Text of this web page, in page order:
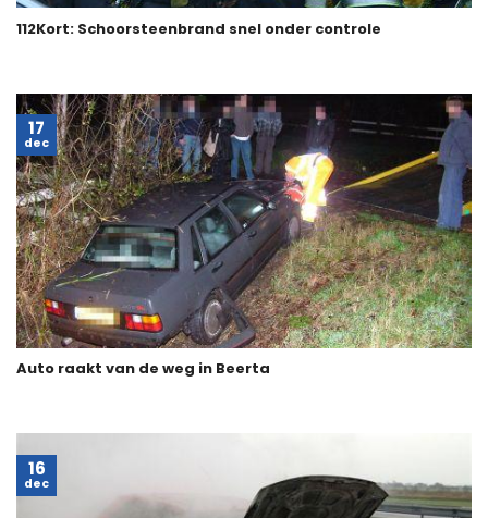
112Kort: Schoorsteenbrand snel onder controle
Auto raakt van de weg in Beerta
17
dec
16
dec